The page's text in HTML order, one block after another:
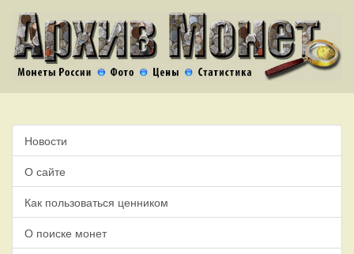
Новости
О сайте
Как пользоваться ценником
О поиске монет